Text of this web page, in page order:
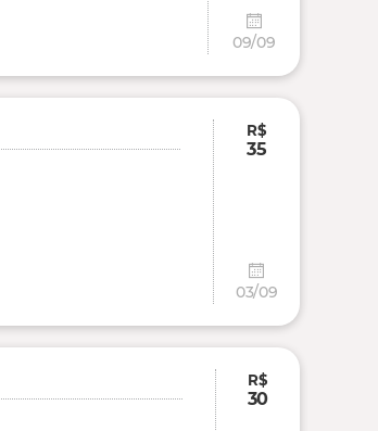
09/09
R$
35
03/09
R$
30